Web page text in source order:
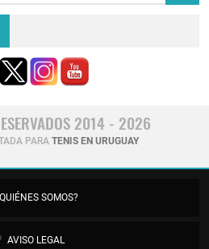
2014 - 2026
PARA TENIS EN URUGUAY
SOMOS?
AVISO LEGAL